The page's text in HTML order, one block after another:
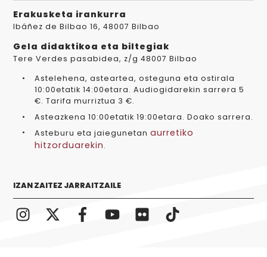
Erakusketa irankurra
Ibáñez de Bilbao 16, 48007 Bilbao
Gela didaktikoa eta biltegiak
Tere Verdes pasabidea, z/g 48007 Bilbao
Astelehena, asteartea, osteguna eta ostirala
10:00etatik 14:00etara. Audiogidarekin sarrera 5
€. Tarifa murriztua 3 €.
Asteazkena 10:00etatik 19:00etara. Doako sarrera.
Asteburu eta jaiegunetan aurretiko
hitzorduarekin.
IZAN ZAITEZ JARRAITZAILE